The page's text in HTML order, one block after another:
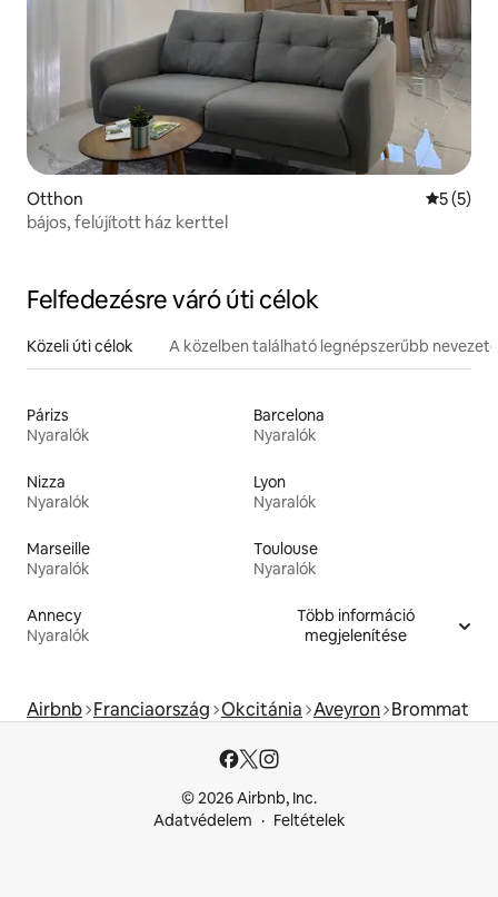
Otthon Átlagos
5 (5)
bájos, felújított ház kerttel
Felfedezésre váró úti célok
Közeli úti célok A közelben található legnépszerűbb
Párizs
Nyaralók
Barcelona
Nyaralók
Nizza
Nyaralók
Lyon
Nyaralók
Marseille
Nyaralók
Toulouse
Nyaralók
Annecy
Nyaralók
Több információ
megjelenítése
Airbnb Franciaország Okcitánia Aveyron Brommat
© 2026 Airbnb, Inc.
Adatvédelem
Feltételek